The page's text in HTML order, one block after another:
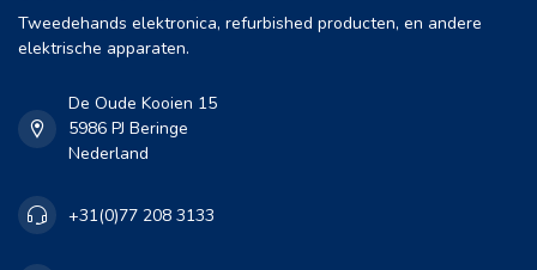
Tweedehands elektronica, refurbished producten, en andere
elektrische apparaten.
De Oude Kooien 15
5986 PJ Beringe
Nederland
+31(0)77 208 3133